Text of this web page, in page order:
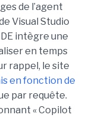
de l’agent
Visual Studio
intègre une
en temps
rappel, le site
en fonction de
par requête.
« Copilot